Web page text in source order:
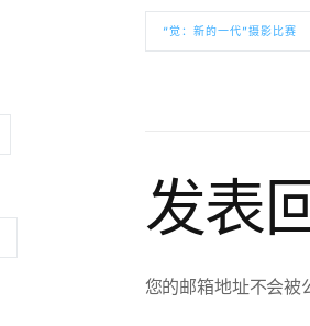
“觉：新的一代”摄影比赛
发表
您的邮箱地址不会被